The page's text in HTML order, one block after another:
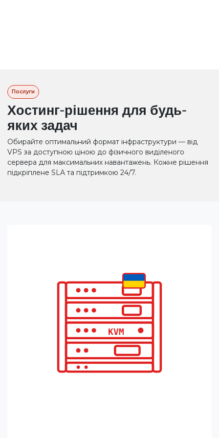
Послуги
Хостинг-рішення для будь-
яких задач
Обирайте оптимальний формат інфраструктури — від
VPS за доступною ціною до фізичного виділеного
сервера для максимальних навантажень. Кожне рішення
підкріплене SLA та підтримкою 24/7.